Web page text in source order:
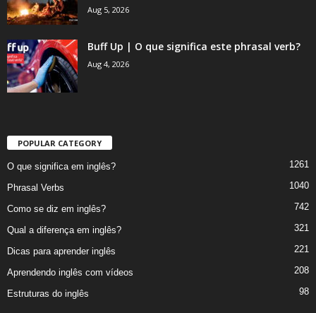
Aug 5, 2026
Buff Up | O que significa este phrasal verb?
Aug 4, 2026
POPULAR CATEGORY
O que significa em inglês? 1261
Phrasal Verbs 1040
Como se diz em inglês? 742
Qual a diferença em inglês? 321
Dicas para aprender inglês 221
Aprendendo inglês com vídeos 208
Estruturas do inglês 98